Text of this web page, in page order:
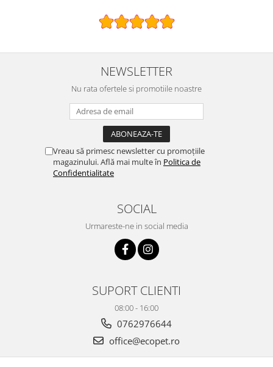
NEWSLETTER
Nu rata ofertele si promotiile noastre
Vreau să primesc newsletter cu promoțiile
magazinului. Află mai multe în Politica de
Confidentialitate
SOCIAL
Urmareste-ne in social media
SUPORT CLIENTI
08:00 - 16:00
0762976644
office@ecopet.ro